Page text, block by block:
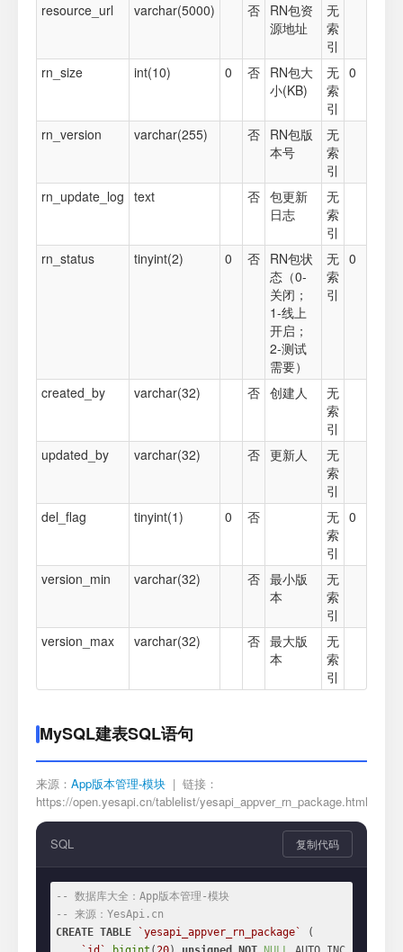
resource_url varchar(5000) 否 RN包资
源地址
无
索
引
rn_size
int(10) 0 否 RN包大
小(KB)
无
索
引
0
rn_version varchar(255) 否 RN包版
本号
无
索
引
rn_update_log text 否 包更新
日志
无
索
引
rn_status
tinyint(2) 0 否 RN包状
态（0-
关闭；
1-线上
开启；
2-测试
需要）
无
索
引
0
created_by varchar(32) 否 创建人
无
索
引
updated_by
varchar(32) 否 更新人
无
索
引
del_flag
tinyint(1) 0 否
无
索
引
0
version_min varchar(32) 否 最小版
本
无
索
引
version_max
varchar(32) 否 最大版
本
无
索
引
MySQL建表SQL语句
来源： App版本管理-模块 | 链接：
https://open.yesapi.cn/tablelist/yesapi_appver_rn_package.html
SQL 复制代码
-- 数据库大全：App版本管理-模块
-- 来源：YesApi.cn
CREATE TABLE `yesapi_appver_rn_package`
(